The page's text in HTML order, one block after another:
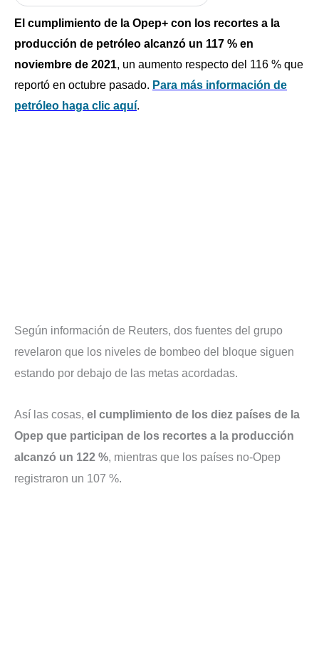
El cumplimiento de la Opep+ con los recortes a la
producción de petróleo alcanzó un 117 % en
noviembre de 2021, un aumento respecto del 116 % que
reportó en octubre pasado. Para más información de
petróleo haga clic aquí.
Según información de Reuters, dos fuentes del grupo
revelaron que los niveles de bombeo del bloque siguen
estando por debajo de las metas acordadas.
Así las cosas, el cumplimiento de los diez países de la
Opep que participan de los recortes a la producción
alcanzó un 122 %, mientras que los países no-Opep
registraron un 107 %.